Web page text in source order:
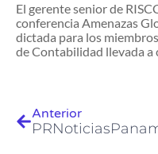
El gerente senior de
conferencia Amenazas
dictada para los
de Contabilidad llevada a
Anterior